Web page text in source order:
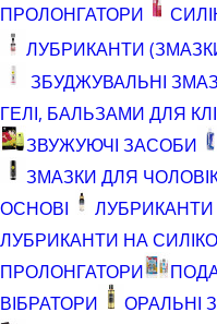
ПРОЛОНГАТОРИ
ЛУБРИКАНТИ
ЗБУДЖУВАЛЬНІ
ГЕЛІ, БАЛЬЗАМИ ДЛЯ
ЗВУЖУЮЧІ ЗАСОБИ
ЗМАЗКИ ДЛЯ
ОСНОВІ
ЛУБРИКАНТИ
ЛУБРИКАНТИ НА
ПРОЛОНГАТОРИ
ВІБРАТОРИ
ОРАЛЬНІ